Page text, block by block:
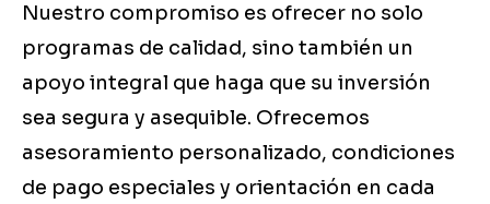
Nuestro compromiso es ofrecer no solo
programas de calidad, sino también un
apoyo integral que haga que su inversión
sea segura y asequible. Ofrecemos
asesoramiento personalizado, condiciones
de pago especiales y orientación en cada